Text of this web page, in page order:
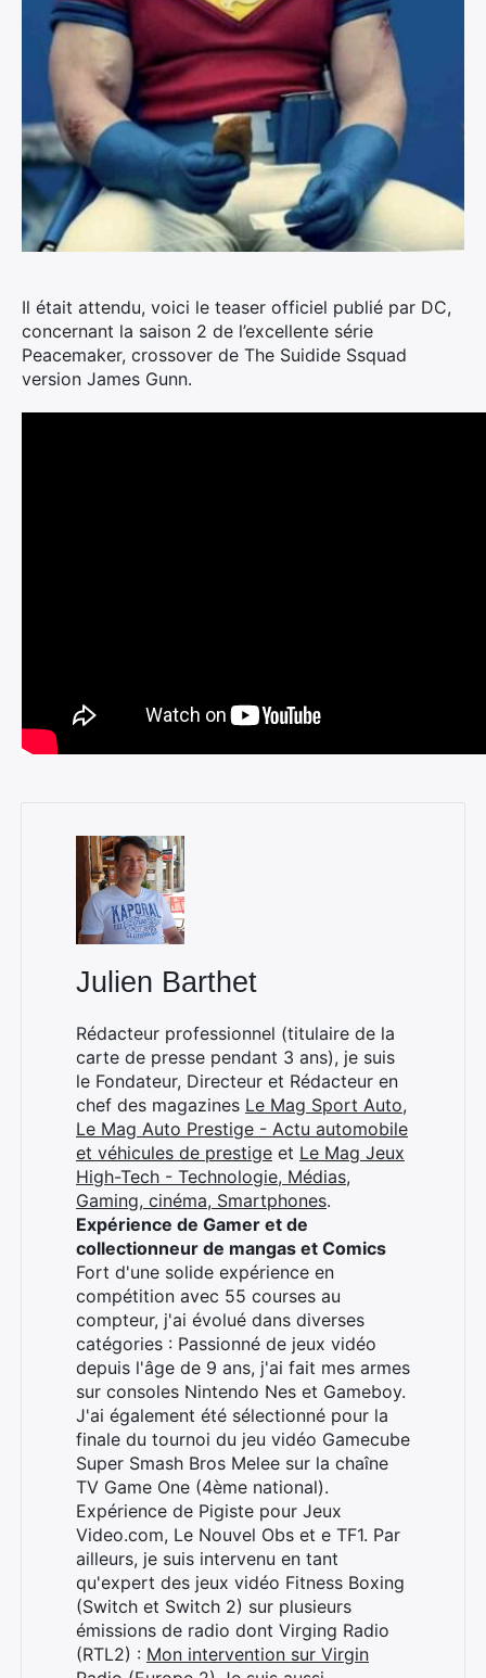
Il était attendu, voici le teaser officiel publié par DC,
concernant la saison 2 de l’excellente série
Peacemaker, crossover de The Suidide Ssquad
version James Gunn.
Julien Barthet
Rédacteur professionnel (titulaire de la
carte de presse pendant 3 ans), je suis
le Fondateur, Directeur et Rédacteur en
chef des magazines Le Mag Sport Auto,
Le Mag Auto Prestige - Actu automobile
et véhicules de prestige et Le Mag Jeux
High-Tech - Technologie, Médias,
Gaming, cinéma, Smartphones.
Expérience de Gamer et de
collectionneur de mangas et Comics
Fort d'une solide expérience en
compétition avec 55 courses au
compteur, j'ai évolué dans diverses
catégories : Passionné de jeux vidéo
depuis l'âge de 9 ans, j'ai fait mes armes
sur consoles Nintendo Nes et Gameboy.
J'ai également été sélectionné pour la
finale du tournoi du jeu vidéo Gamecube
Super Smash Bros Melee sur la chaîne
TV Game One (4ème national).
Expérience de Pigiste pour Jeux
Video.com, Le Nouvel Obs et e TF1. Par
ailleurs, je suis intervenu en tant
qu'expert des jeux vidéo Fitness Boxing
(Switch et Switch 2) sur plusieurs
émissions de radio dont Virging Radio
(RTL2) : Mon intervention sur Virgin